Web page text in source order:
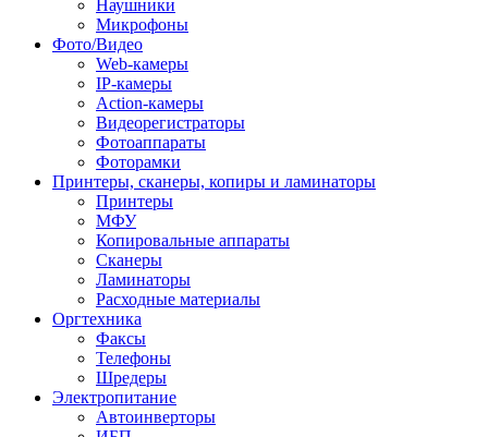
Наушники
Микрофоны
Фото/Видео
Web-камеры
IP-камеры
Action-камеры
Видеорегистраторы
Фотоаппараты
Фоторамки
Принтеры, сканеры, копиры и ламинаторы
Принтеры
МФУ
Копировальные аппараты
Сканеры
Ламинаторы
Расходные материалы
Оргтехника
Факсы
Телефоны
Шредеры
Электропитание
Автоинверторы